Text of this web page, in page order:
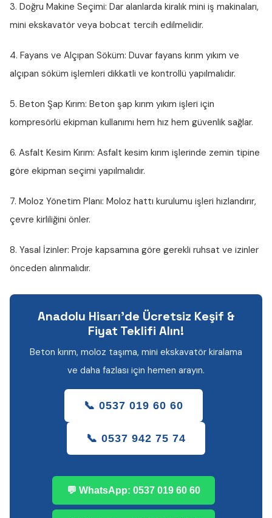
3. Doğru Makine Seçimi: Dar alanlarda kiralık mini iş makinaları,
mini ekskavatör veya bobcat tercih edilmelidir.
4. Fayans ve Alçıpan Söküm: Duvar fayans kırım yıkım ve
alçıpan söküm işlemleri dikkatli ve kontrollü yapılmalıdır.
5. Beton Şap Kırım: Beton şap kırım yıkım işleri için
kompresörlü ekipman kullanımı hem hız hem güvenlik sağlar.
6. Asfalt Kesim Kırım: Asfalt kesim kırım işlerinde zemin tipine
göre ekipman seçimi yapılmalıdır.
7. Moloz Yönetim Planı: Moloz hattı kurulumu işleri hızlandırır,
çevre kirliliğini önler.
8. Yasal İzinler: Proje kapsamına göre gerekli ruhsat ve izinler
önceden alınmalıdır.
Anadolu Hisarı'de Ücretsiz Keşif &
Fiyat Teklifi Alın!
Beton kırım, moloz taşıma, mini ekskavatör kiralama
ve daha fazlası için hemen arayın.
📞 0537 019 60 60
📞 0537 942 75 74
💬 WhatsApp: 0537 019 60 60